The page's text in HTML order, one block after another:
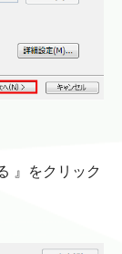
』をクリック